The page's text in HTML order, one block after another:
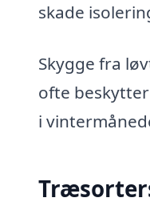
skade
Skygge fra
ofte
i